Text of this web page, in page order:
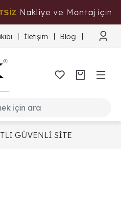
Nakliye ve Montaj için
İletişim Blog
GÜVENLİ SİTE